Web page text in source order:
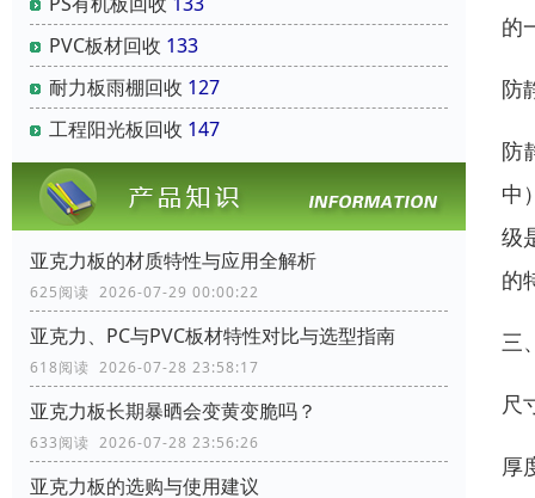
PVC板材回收 133
耐力板雨棚回收 127
工程阳光板回收 147
亚克力板的材质特性与应用全解析
625阅读 2026-07-29 00:00:22
亚克力、PC与PVC板材特性对比与选型指南
618阅读 2026-07-28 23:58:17
亚克力板长期暴晒会变黄变脆吗？
633阅读 2026-07-28 23:56:26
亚克力板的选购与使用建议
的
防
防
中
级
的
三
尺
厚